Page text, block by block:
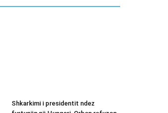
Shkarkimi i presidentit ndez